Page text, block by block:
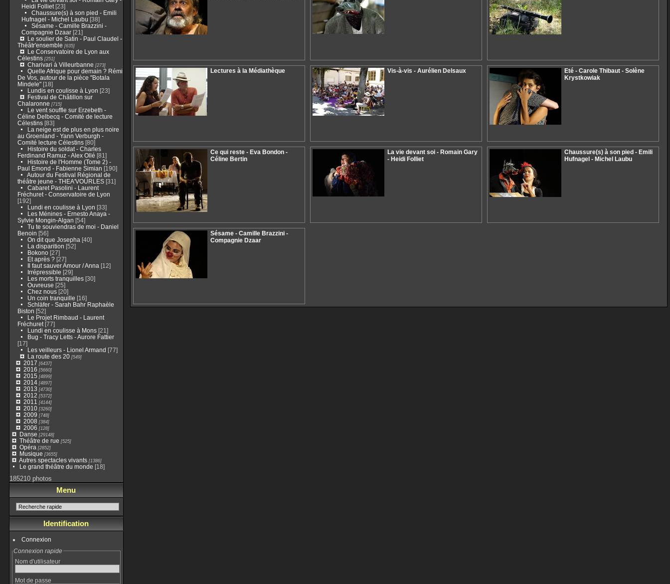
Heidi​ Folliet[23]
Chaussure(s) à son pied - Emili
Hufnagel - Michel Laubu [38]
Sésame - Camille Brazzini -
Compagnie Dzaar[21]
Le soulier de Satin - Paul Claudel -
Théâtr'ensemble [635]
Le Conservatoire de Lyon aux
Célestins[251]
Charivari à Villeurbanne [273]
Quelle Afrique pour demain ? Rémi
De Vos, autour de la pièce "Botala
Mindele"[18]
Lundis en coulisse à Lyon [23]
Festival de Châtillon sur
Chalaronne [715]
Le vent souffle sur Erzebeth -
Céline Delbecq - Comité de lecture
Célestins[83]
La neige est de plus en plus noire
au Groenland - Yann Verburgh -
Comité lecture Célestins[80]
Histoire du soldat - Charles
Ferdinand Ramuz - Alex Ollé [81]
Histoire de l'Homme (Tome 2) -
Paul Emond - Fabienne Simian [190]
Autour du Festival Régional de
théâtre jeune - THEA'VOURLES[31]
Cabaret Pasolini - Laurent
Fréchuret - Conservatoire de Lyon
[192]
Lundi en coulisse à Lyon [33]
Les Ménines - Ernesto Anaya -
Sylvie Mongin-Algan [54]
Tu te souviendras de moi - Daniel
Benoin [56]
On dit que Josepha [40]
La disparition [52]
Bokono[27]
Et après ?[27]
Il faut sauver Amour / Anna [12]
Irrépressible [29]
Les morts tranquilles[30]
Ouvreuse [25]
Chez nous[20]
Un coin tranquille [16]
Schläfer - Sarah Bahr Raphaèle
Biston [52]
Le Projet Rimbaud - Laurent
Fréchuret[77]
Lundi en coulisse à Mons[21]
Bug - Tracy Letts - Aurore Fattier
[17]
Les veilleurs - Lionel Armand [77]
La route des 20[549]
2017 [6437]
2016 [5660]
2015 [4899]
2014[4897]
2013 [4730]
2012 [5372]
2011 [4144]
2010[3260]
2009 [748]
2008 [384]
2006 [128]
Danse [29148]
Théâtre de rue [525]
Opéra [2852]
Musique [3655]
Autres spectacles vivants[1386]
Le grand théâtre du monde [18]
185210 photos
Menu
Identification
Connexion
Connexion rapide
Nom d'utilisateur
Mot de passe
Lectures à la Médiathèque Vis-à-vis - Aurélien Delsaux
Eté - Carole Thibaut - Solène
Krystkowiak
Ce qui reste - Eva Bondon -
Céline Bertin
La vie devant soi - Romain Gary
- Heidi​ Folliet
Chaussure(s) à son pied - Emili
Hufnagel - Michel Laubu
Sésame - Camille Brazzini -
Compagnie Dzaar